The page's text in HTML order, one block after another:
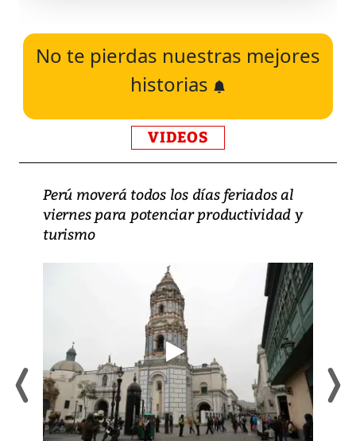
No te pierdas nuestras mejores
historias
VIDEOS
Perú moverá todos los días feriados al
viernes para potenciar productividad y
turismo